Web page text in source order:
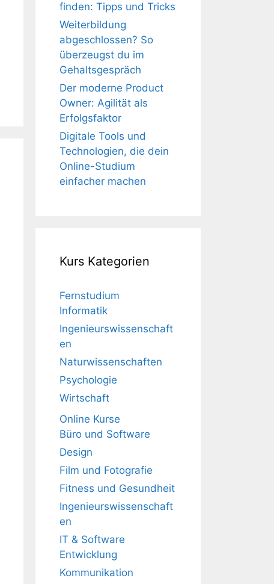
finden: Tipps und Tricks
Weiterbildung
abgeschlossen? So
überzeugst du im
Gehaltsgespräch
Der moderne Product
Owner: Agilität als
Erfolgsfaktor
Digitale Tools und
Technologien, die dein
Online-Studium
einfacher machen
Kurs Kategorien
Fernstudium
Informatik
Ingenieurswissenschaft
en
Naturwissenschaften
Psychologie
Wirtschaft
Online Kurse
Büro und Software
Design
Film und Fotografie
Fitness und Gesundheit
Ingenieurswissenschaft
en
IT & Software
Entwicklung
Kommunikation